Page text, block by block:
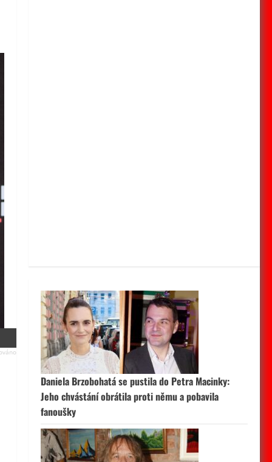
Daniela Brzobohatá se pustila do Petra Macinky:
Jeho chvástání obrátila proti němu a pobavila
fanoušky